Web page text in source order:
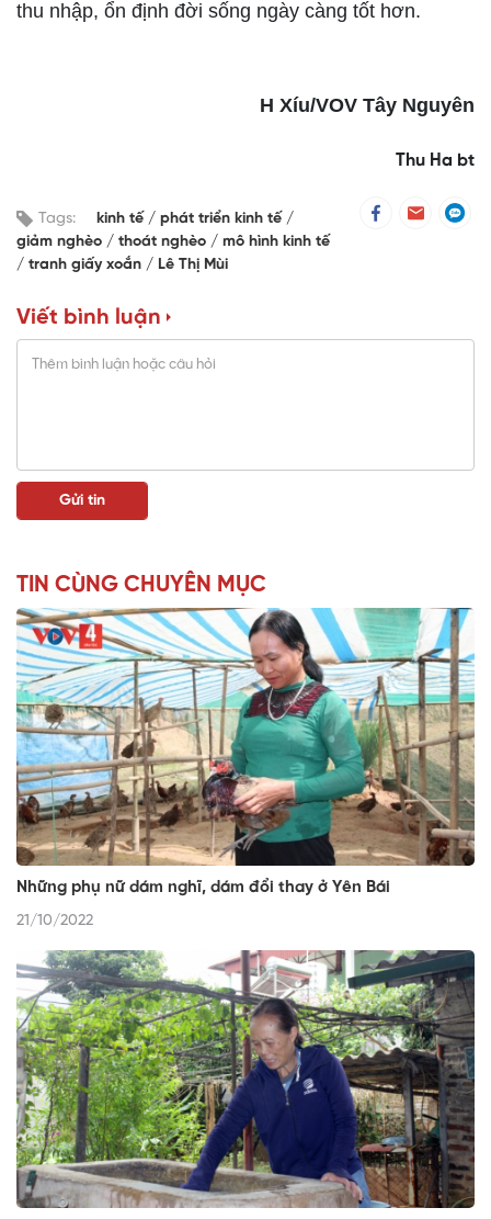
thu nhập, ổn định đời sống ngày càng tốt hơn.
H Xíu/VOV Tây Nguyên
Thu Ha bt
Tags: kinh tế
phát triển kinh tế
giảm nghèo
thoát nghèo
mô hình kinh tế
tranh giấy xoắn
Lê Thị Mùi
Viết bình luận
TIN CÙNG CHUYÊN MỤC
Những phụ nữ dám nghĩ, dám đổi thay ở Yên Bái
21/10/2022